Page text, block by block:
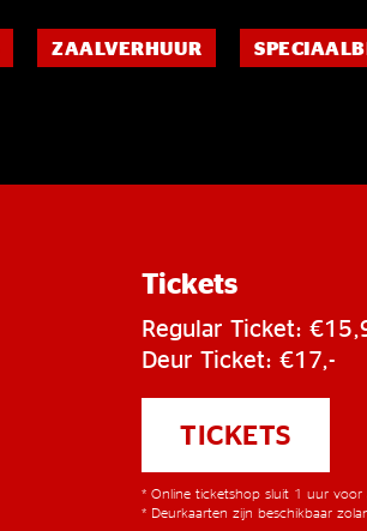
ZAALVERHUUR
Tickets
Regular Ticket:
Deur Ticket: €17,-
TICKETS
* Online ticketshop sluit 1 uur voor
* Deurkaarten zijn beschikbaar